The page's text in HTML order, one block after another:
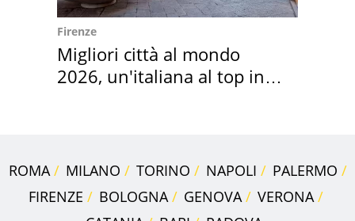
Firenze
Migliori città al mondo
2026, un'italiana al top in
ROMA MILANO TORINO NAPOLI
PALERMO
FIRENZE
BOLOGNA GENOVA
VERONA